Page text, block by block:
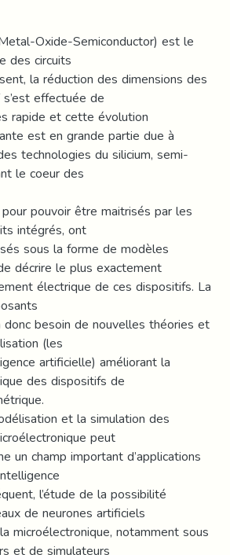
Oxide-Semiconductor) est le
des circuits
la réduction des dimensions des
effectuée de
rapide et cette évolution
est en grande partie due à
technologies du silicium, semi-
le coeur des
pouvoir être maitrisés par les
intégrés, ont
sous la forme de modèles
décrire le plus exactement
électrique de ces dispositifs. La
besoin de nouvelles théories et
(les
artificielle) améliorant la
des dispositifs de
et la simulation des
peut
un champ important d’applications
l’étude de la possibilité
de neurones artificiels
microélectronique, notamment sous